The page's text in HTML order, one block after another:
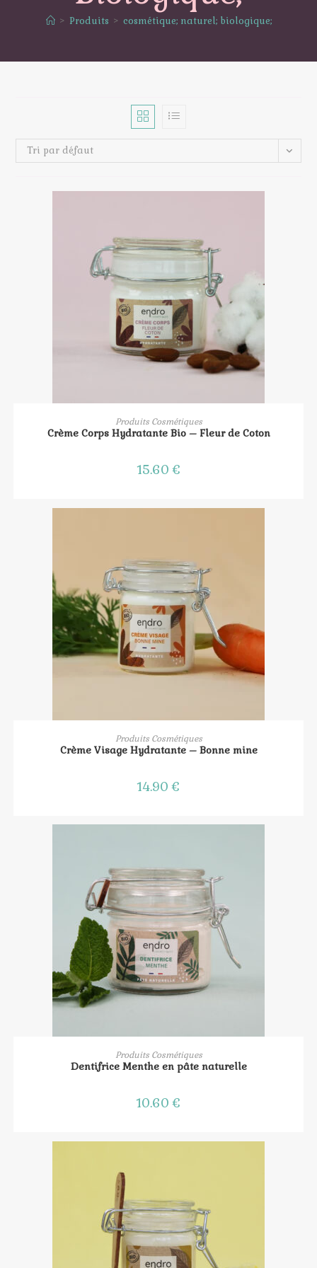
> Produits > cosmétique; naturel; biologique;
Tri par défaut
AJOUTER AU PANIER
Produits Cosmétiques
Crème Corps Hydratante Bio – Fleur de Coton
15.60€
AJOUTER AU PANIER
Produits Cosmétiques
Crème Visage Hydratante – Bonne mine
14.90€
AJOUTER AU PANIER
Produits Cosmétiques
Dentifrice Menthe en pâte naturelle
10.60€